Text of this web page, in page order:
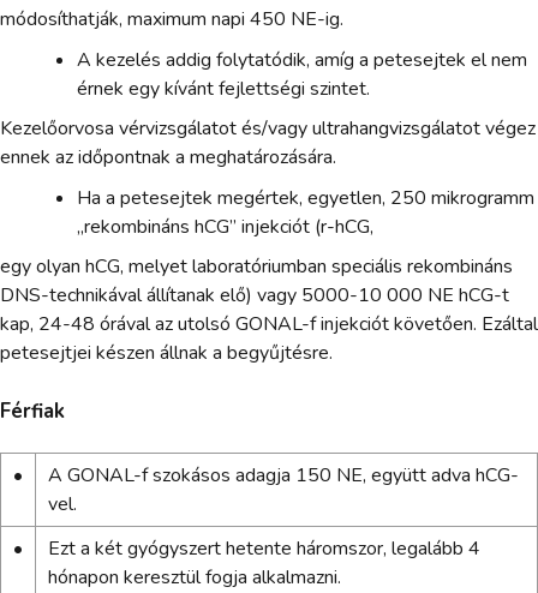
módosíthatják, maximum napi 450 NE-ig.
A kezelés addig folytatódik, amíg a petesejtek el nem
érnek egy kívánt fejlettségi szintet.
Kezelőorvosa vérvizsgálatot és/vagy ultrahangvizsgálatot végez
ennek az időpontnak a meghatározására.
Ha a petesejtek megértek, egyetlen, 250 mikrogramm
„rekombináns hCG” injekciót (r-hCG,
egy olyan hCG, melyet laboratóriumban speciális rekombináns
DNS-technikával állítanak elő) vagy 5000-10 000 NE hCG-t
kap, 24-48 órával az utolsó GONAL-f injekciót követően. Ezáltal
petesejtjei készen állnak a begyűjtésre.
Férfiak
•
A GONAL-f szokásos adagja 150 NE, együtt adva hCG-
vel.
•
Ezt a két gyógyszert hetente háromszor, legalább 4
hónapon keresztül fogja alkalmazni.